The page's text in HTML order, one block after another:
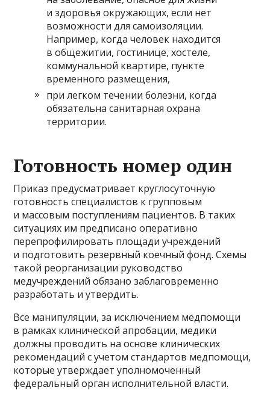
и здоровья окружающих, если нет
возможности для самоизоляции.
Например, когда человек находится
в общежитии, гостинице, хостеле,
коммунальной квартире, пункте
временного размещения,
при легком течении болезни, когда
обязательна санитарная охрана
территории.
Готовность номер один
Приказ предусматривает круглосуточную
готовность специалистов к групповым
и массовым поступлениям пациентов. В таких
ситуациях им предписано оперативно
перепрофилировать площади учреждений
и подготовить резервный коечный фонд. Схемы
такой реорганизации руководство
медучреждений обязано заблаговременно
разработать и утвердить.
Все манипуляции, за исключением медпомощи
в рамках клинической апробации, медики
должны проводить на основе клинических
рекомендаций с учетом стандартов медпомощи,
которые утверждает уполномоченный
федеральный орган исполнительной власти.